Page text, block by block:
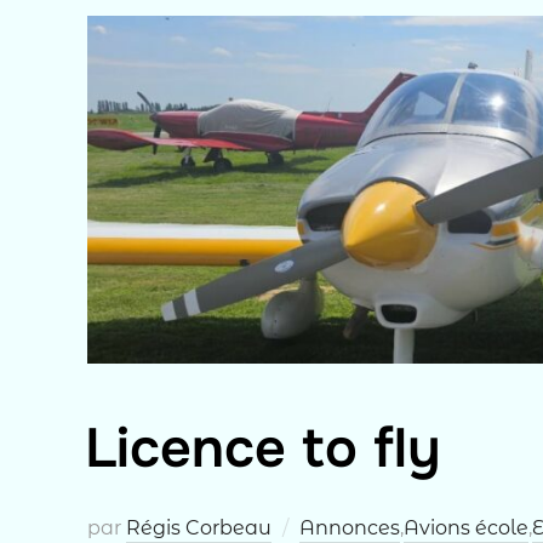
Licence to fly
par Régis Corbeau Annonces,Avions école,